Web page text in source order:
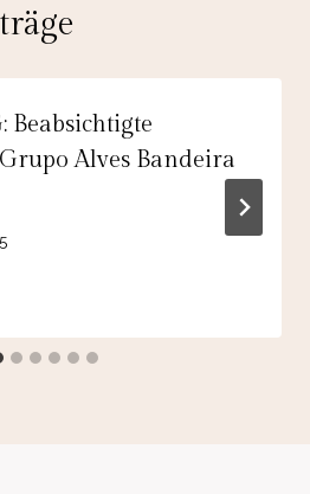
Beabsichtigte
Alves Bandeira